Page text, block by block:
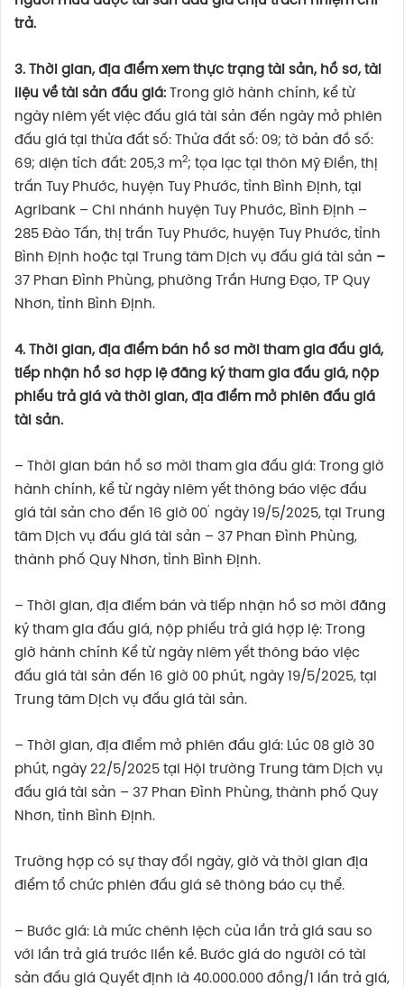
trả.
3. Thời gian, địa điểm xem thực trạng tài sản, hồ sơ, tài
liệu về tài sản đấu giá: Trong giờ hành chính, kể từ
ngày niêm yết việc đấu giá tài sản đến ngày mở phiên
đấu giá tại thửa đất số: Thửa đất số: 09; tờ bản đồ số:
69; diện tích đất: 205,3 m2; tọa lạc tại thôn Mỹ Điền, thị
trấn Tuy Phước, huyện Tuy Phước, tỉnh Bình Định, tại
Agribank – Chi nhánh huyện Tuy Phước, Bình Định –
285 Đào Tấn, thị trấn Tuy Phước, huyện Tuy Phước, tỉnh
Bình Định hoặc tại Trung tâm Dịch vụ đấu giá tài sản –
37 Phan Đình Phùng, phường Trần Hưng Đạo, TP Quy
Nhơn, tỉnh Bình Định.
4. Thời gian, địa điểm bán hồ sơ mời tham gia đấu giá,
tiếp nhận hồ sơ hợp lệ đăng ký tham gia đấu giá, nộp
phiếu trả giá và thời gian, địa điểm mở phiên đấu giá
tài sản.
– Thời gian bán hồ sơ mời tham gia đấu giá: Trong giờ
hành chính, kể từ ngày niêm yết thông báo việc đấu
giá tài sản cho đến 16 giờ 00’ ngày 19/5/2025, tại Trung
tâm Dịch vụ đấu giá tài sản – 37 Phan Đình Phùng,
thành phố Quy Nhơn, tỉnh Bình Định.
– Thời gian, địa điểm bán và tiếp nhận hồ sơ mời đăng
ký tham gia đấu giá, nộp phiếu trả giá hợp lệ: Trong
giờ hành chính Kể từ ngày niêm yết thông báo việc
đấu giá tài sản đến 16 giờ 00 phút, ngày 19/5/2025, tại
Trung tâm Dịch vụ đấu giá tài sản.
– Thời gian, địa điểm mở phiên đấu giá: Lúc 08 giờ 30
phút, ngày 22/5/2025 tại Hội trường Trung tâm Dịch vụ
đấu giá tài sản – 37 Phan Đình Phùng, thành phố Quy
Nhơn, tỉnh Bình Định.
Trường hợp có sự thay đổi ngày, giờ và thời gian địa
điểm tổ chức phiên đấu giá sẽ thông báo cụ thể.
– Bước giá: Là mức chênh lệch của lần trả giá sau so
với lần trả giá trước liền kề. Bước giá do người có tài
sản đấu giá Quyết định là 40.000.000 đồng/1 lần trả giá,